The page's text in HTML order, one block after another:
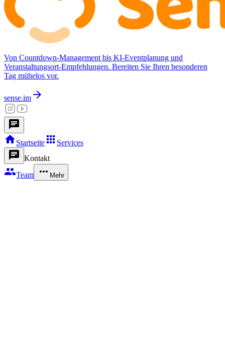
Von Countdown-Management bis KI-Eventplanung und
Veranstaltungsort-Empfehlungen. Bereiten Sie Ihren besonderen
Tag mühelos vor.
sense.im arrow_forward
chat
homeStartseite apps Services
chat Kontakt
groupTeam more_horiz Mehr